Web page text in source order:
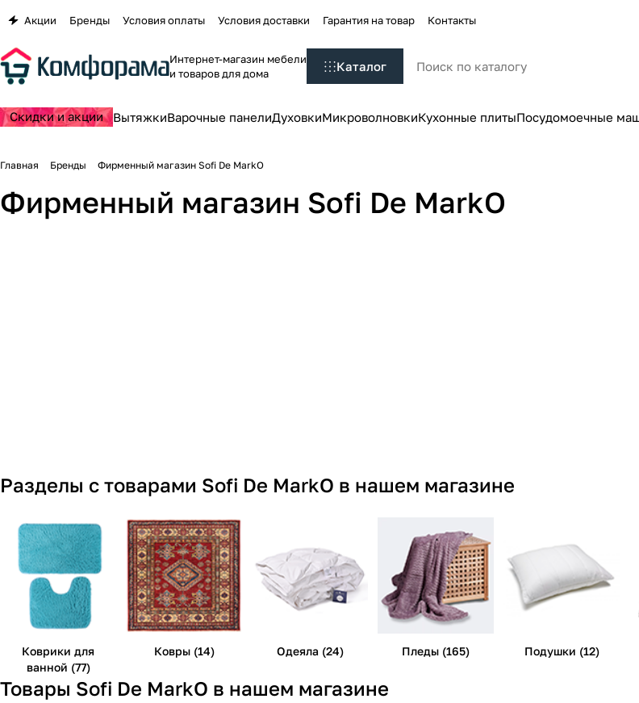
Акции Бренды Условия оплаты Условия доставки Гарантия на товар Контакты
Интернет-магазин мебели
и товаров для дома
Каталог
Скидки и акции ВытяжкиВарочные панелиДуховкиМикроволновкиКухонные плитыПосудомоечные
Главная Бренды Фирменный магазин Sofi De MarkO
Фирменный магазин Sofi De MarkO
Разделы с товарами Sofi De MarkO в нашем магазине
Коврики для
ванной (77)
Ковры (14) Одеяла (24) Пледы (165) Подушки (12)
Товары Sofi De MarkO в нашем магазине